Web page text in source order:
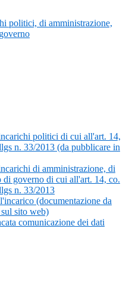
politici, di amministrazione,
politici di cui all'art. 14,
n. 33/2013 (da pubblicare in
di amministrazione, di
di governo di cui all'art. 14, co.
n. 33/2013
(documentazione da
sito web)
comunicazione dei dati